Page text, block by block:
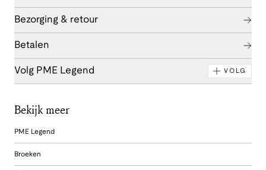
Bezorging & retour
Betalen
Volg PME Legend VOLG
Bekijk meer
PME Legend
Broeken